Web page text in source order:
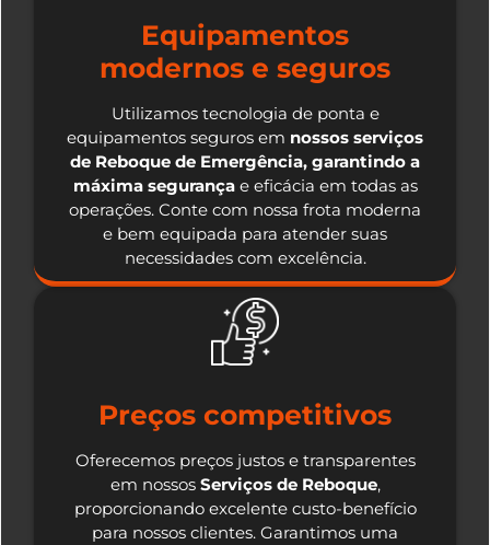
Equipamentos
modernos e seguros
Utilizamos tecnologia de ponta e
equipamentos seguros em nossos serviços
de Reboque de Emergência, garantindo a
máxima segurançae eficácia em todas as
operações. Conte com nossa frota moderna
e bem equipada para atender suas
necessidades com excelência.
Preços competitivos
Oferecemos preços justos e transparentes
em nossos Serviços de Reboque,
proporcionando excelente custo-benefício
para nossos clientes. Garantimos uma